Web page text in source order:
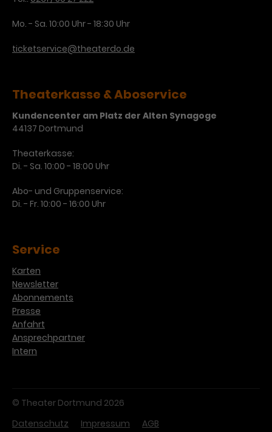
Mo. - Sa. 10:00 Uhr - 18:30 Uhr
ticketservice@theaterdo.de
Theaterkasse & Aboservice
Kundencenter am Platz der Alten Synagoge
44137 Dortmund
Theaterkasse:
Di. - Sa. 10:00 - 18:00 Uhr
Abo- und Gruppenservice:
Di. - Fr. 10:00 - 16:00 Uhr
Service
Karten
Newsletter
Abonnements
Presse
Anfahrt
Ansprechpartner
Intern
© Theater Dortmund 2026
Datenschutz
Impressum AGB